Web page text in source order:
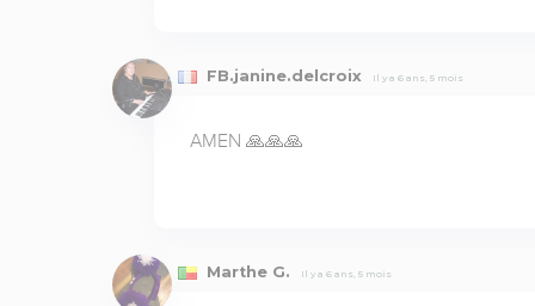
FB.janine.delcroix Il y a 6 ans, 5 mois
AMEN 🙏🙏🙏
Marthe G. Il y a 6 ans, 5 mois